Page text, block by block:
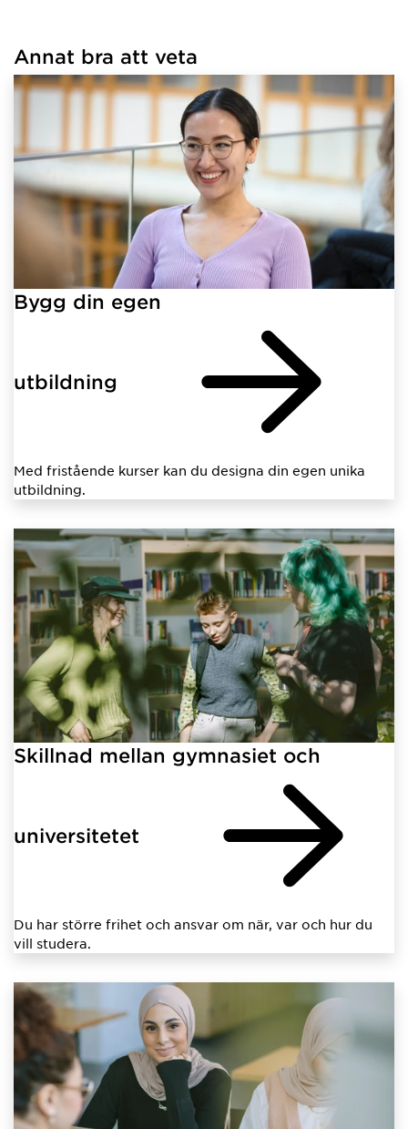
hämtat länkar.
Annat bra att veta
Bygg din egen
utbildning
Med fristående kurser kan du designa din egen unika
utbildning.
Skillnad mellan gymnasiet och
universitetet
Du har större frihet och ansvar om när, var och hur du
vill studera.